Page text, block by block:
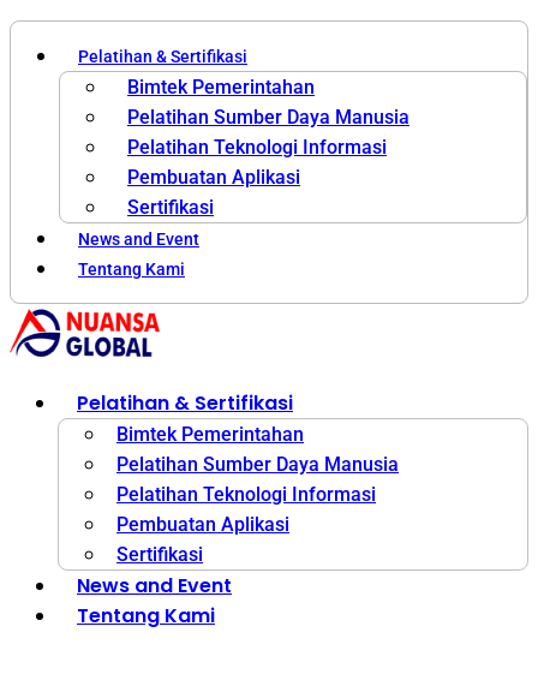
Pelatihan & Sertifikasi
Bimtek Pemerintahan
Pelatihan Sumber Daya Manusia
Pelatihan Teknologi Informasi
Pembuatan Aplikasi
Sertifikasi
News and Event
Tentang Kami
Pelatihan & Sertifikasi
Bimtek Pemerintahan
Pelatihan Sumber Daya Manusia
Pelatihan Teknologi Informasi
Pembuatan Aplikasi
Sertifikasi
News and Event
Tentang Kami